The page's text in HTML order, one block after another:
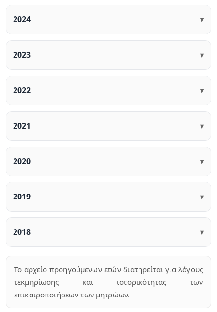
2024 ▾
2023 ▾
2022 ▾
2021 ▾
2020 ▾
2019 ▾
2018 ▾
Το αρχείο προηγούμενων ετών διατηρείται για λόγους
τεκμηρίωσης και ιστορικότητας των
επικαιροποιήσεων των μητρώων.